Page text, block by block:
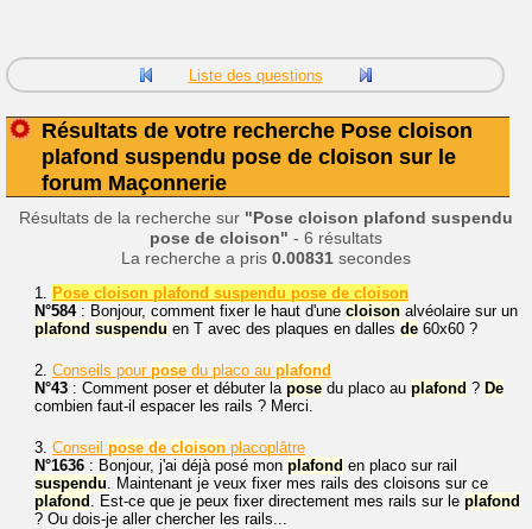
Liste des questions
Résultats de votre recherche Pose cloison
plafond suspendu pose de cloison sur le
forum Maçonnerie
Résultats de la recherche sur "Pose cloison plafond suspendu
pose de cloison" - 6 résultats
La recherche a pris 0.00831 secondes
1. Pose cloison plafond suspendu pose de cloison
N°584: Bonjour, comment fixer le haut d'une cloison alvéolaire sur un
plafond suspendu en T avec des plaques en dalles de 60x60 ?
2. Conseils pour pose du placo au plafond
N°43 : Comment poser et débuter la pose du placo au plafond ? De
combien faut-il espacer les rails ? Merci.
3. Conseil pose de cloison placoplâtre
N°1636 : Bonjour, j'ai déjà posé mon plafond en placo sur rail
suspendu . Maintenant je veux fixer mes rails des cloisons sur ce
plafond . Est-ce que je peux fixer directement mes rails sur le plafond
? Ou dois-je aller chercher les rails...